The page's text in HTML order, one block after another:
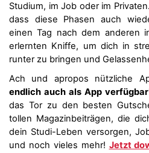
Studium, im Job oder im
dass diese Phasen auch
einen Tag nach dem anderen
erlernten Kniffe, um dich in
runter zu bringen und
Ach und apropos nützliche
endlich auch als App
das Tor zu den besten
tollen Magazinbeiträgen, die
dein Studi-Leben versorgen,
und noch vieles mehr! Jetzt